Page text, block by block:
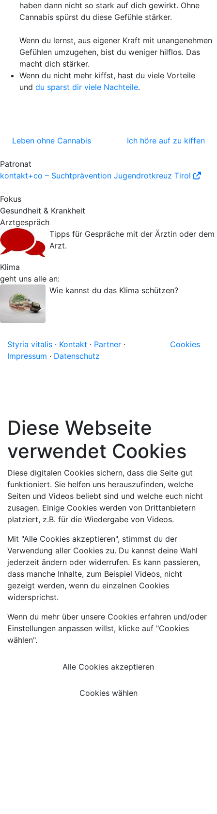
haben dann nicht so stark auf dich gewirkt. Ohne
Cannabis spürst du diese Gefühle stärker.
Wenn du lernst, aus eigener Kraft mit unangenehmen
Gefühlen umzugehen, bist du weniger hilflos. Das
macht dich stärker.
Wenn du nicht mehr kiffst, hast du viele Vorteile
und du sparst dir viele Nachteile.
Leben ohne Cannabis Ich höre auf zu kiffen
Patronat
kontakt+co – Suchtprävention Jugendrotkreuz Tirol
Fokus
Gesundheit & Krankheit
Arztgespräch
Tipps für Gespräche mit der Ärztin oder dem
Arzt.
Klima
geht uns alle an:
Wie kannst du das Klima schützen?
Styria vitalis · Kontakt · Partner ·
Impressum · Datenschutz
Cookies
Diese Webseite
verwendet Cookies
Diese digitalen Cookies sichern, dass die Seite gut
funktioniert. Sie helfen uns herauszufinden, welche
Seiten und Videos beliebt sind und welche euch nicht
zusagen. Einige Cookies werden von Drittanbietern
platziert, z.B. für die Wiedergabe von Videos.
Mit "Alle Cookies akzeptieren", stimmst du der
Verwendung aller Cookies zu. Du kannst deine Wahl
jederzeit ändern oder widerrufen. Es kann passieren,
dass manche Inhalte, zum Beispiel Videos, nicht
gezeigt werden, wenn du einzelnen Cookies
widersprichst.
Wenn du mehr über unsere Cookies erfahren und/oder
Einstellungen anpassen willst, klicke auf "Cookies
wählen".
Alle Cookies akzeptieren
Cookies wählen